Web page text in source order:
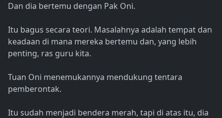
Dan dia bertemu dengan Pak Oni.
Itu bagus secara teori. Masalahnya adalah tempat dan
keadaan di mana mereka bertemu dan, yang lebih
penting, ras guru kita.
Tuan Oni menemukannya mendukung tentara
pemberontak.
Itu sudah menjadi bendera merah, tapi di atas itu, dia